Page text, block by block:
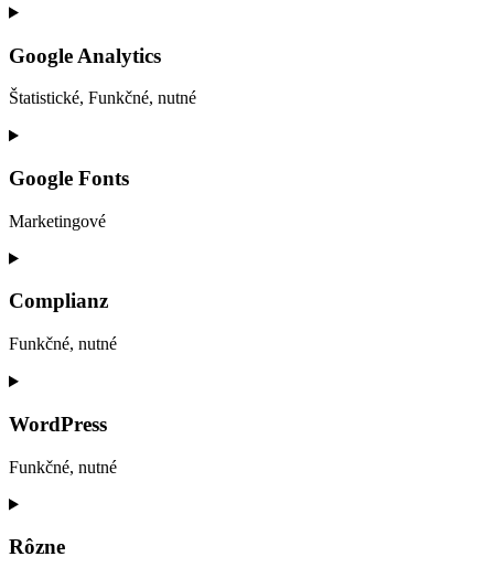
Consent
service
google-
recaptcha
Google Analytics
Štatistické, Funkčné, nutné
Consent
service
google-
analytics
Google Fonts
Marketingové
Consent
service
google-
fonts
Complianz
Funkčné, nutné
Consent
service
WordPress
Funkčné, nutné
Consent
service
Rôzne